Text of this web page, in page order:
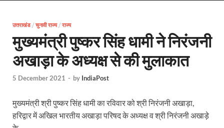
Uttarakhand Female Boxer: मुख्यमंत्री धामी से मिलीं
UP Kanwar Yatra: कांवड़ यात्रा से पहले सभी धार्मिक
Shri Ram Mandir: श्रीराम मंदिर चढ़ावा चोरी के
उत्तराखंड/ चुनावी राज्य/ राज्य
मुख्यमंत्री पुष्कर सिंह धामी ने निरंजनी
अखाड़ा के अध्यक्ष से की मुलाकात
5 December 2021 - by IndiaPost
मुख्यमंत्री श्री पुष्कर सिंह धामी का रविवार को श्री निरंजनी अखाड़ा,
हरिद्वार में अखिल भारतीय अखाड़ा परिषद के अध्यक्ष व श्री निरंजनी अखाड़े